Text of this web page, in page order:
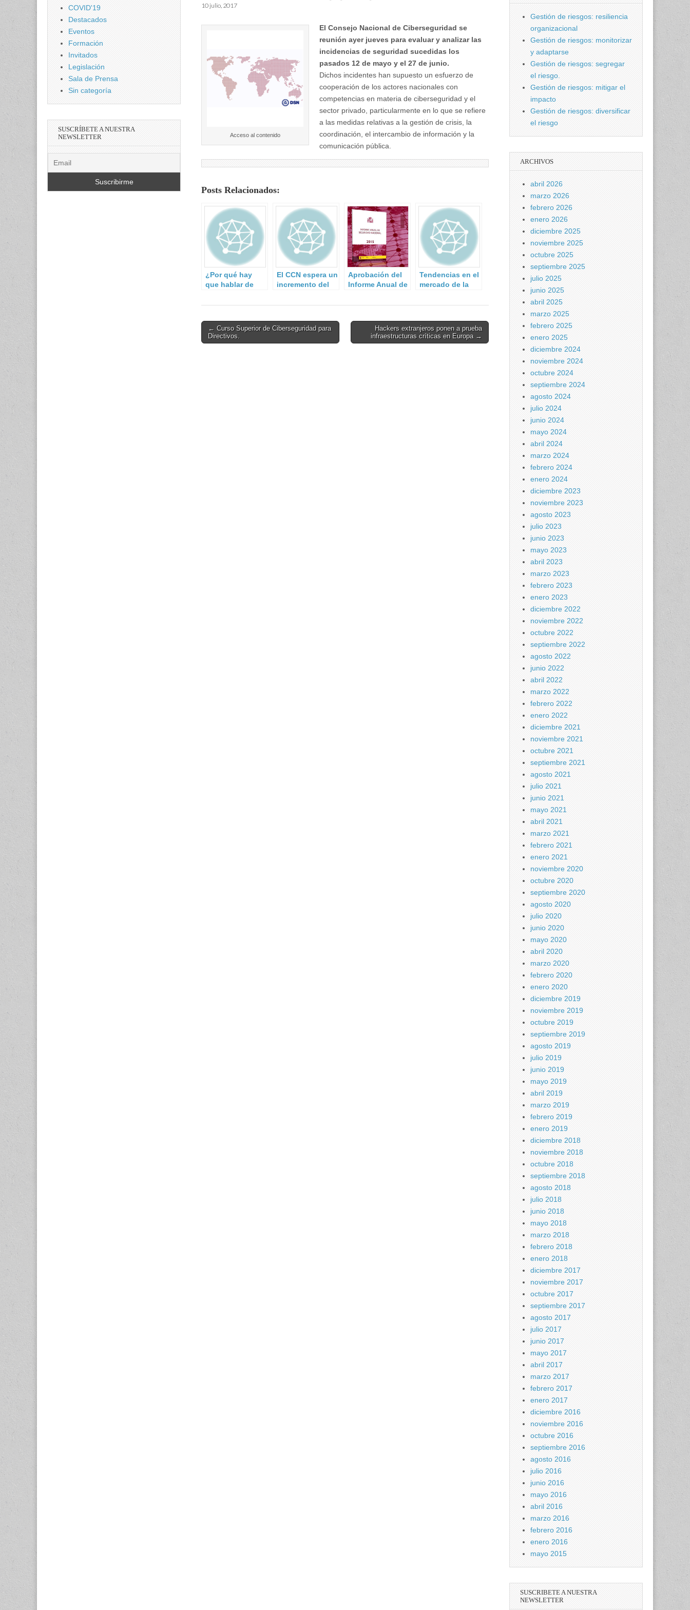
10 julio, 2017
Acceso al contenido
El Consejo Nacional de Ciberseguridad se
reunión ayer jueves para evaluar y analizar las
incidencias de seguridad sucedidas los
pasados 12 de mayo y el 27 de junio.
Dichos incidentes han supuesto un esfuerzo de
cooperación de los actores nacionales con
competencias en materia de ciberseguridad y el
sector privado, particularmente en lo que se refiere
a las medidas relativas a la gestión de crisis, la
coordinación, el intercambio de información y la
comunicación pública.
Posts Relacionados:
¿Por qué hay
que hablar de
gestión del
desastres?
El CCN espera un
incremento del
ciberataques a la
a empresas de
interés
estratégico.
Aprobación del
Informe Anual de
Nacional 2015
Tendencias en el
mercado de la
Post
navigation
← Curso Superior de Ciberseguridad para
Directivos.
Hackers extranjeros ponen a prueba
infraestructuras críticas en Europa →
COVID'19
Destacados
Eventos
Formación
Invitados
Legislación
Sala de Prensa
Sin categoría
SUSCRÍBETE A NUESTRA
NEWSLETTER
Gestión de riesgos: resiliencia
organizacional
Gestión de riesgos: monitorizar
y adaptarse
Gestión de riesgos: segregar
el riesgo.
Gestión de riesgos: mitigar el
impacto
Gestión de riesgos: diversificar
el riesgo
ARCHIVOS
abril 2026
marzo 2026
febrero 2026
enero 2026
diciembre 2025
noviembre 2025
octubre 2025
septiembre 2025
julio 2025
junio 2025
abril 2025
marzo 2025
febrero 2025
enero 2025
diciembre 2024
noviembre 2024
octubre 2024
septiembre 2024
agosto 2024
julio 2024
junio 2024
mayo 2024
abril 2024
marzo 2024
febrero 2024
enero 2024
diciembre 2023
noviembre 2023
agosto 2023
julio 2023
junio 2023
mayo 2023
abril 2023
marzo 2023
febrero 2023
enero 2023
diciembre 2022
noviembre 2022
octubre 2022
septiembre 2022
agosto 2022
junio 2022
abril 2022
marzo 2022
febrero 2022
enero 2022
diciembre 2021
noviembre 2021
octubre 2021
septiembre 2021
agosto 2021
julio 2021
junio 2021
mayo 2021
abril 2021
marzo 2021
febrero 2021
enero 2021
noviembre 2020
octubre 2020
septiembre 2020
agosto 2020
julio 2020
junio 2020
mayo 2020
abril 2020
marzo 2020
febrero 2020
enero 2020
diciembre 2019
noviembre 2019
octubre 2019
septiembre 2019
agosto 2019
julio 2019
junio 2019
mayo 2019
abril 2019
marzo 2019
febrero 2019
enero 2019
diciembre 2018
noviembre 2018
octubre 2018
septiembre 2018
agosto 2018
julio 2018
junio 2018
mayo 2018
marzo 2018
febrero 2018
enero 2018
diciembre 2017
noviembre 2017
octubre 2017
septiembre 2017
agosto 2017
julio 2017
junio 2017
mayo 2017
abril 2017
marzo 2017
febrero 2017
enero 2017
diciembre 2016
noviembre 2016
octubre 2016
septiembre 2016
agosto 2016
julio 2016
junio 2016
mayo 2016
abril 2016
marzo 2016
febrero 2016
enero 2016
mayo 2015
SUSCRIBETE A NUESTRA
NEWSLETTER